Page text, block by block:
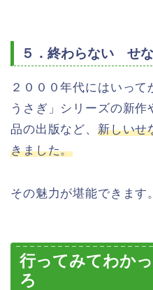
５．終わらない せ
２０００年代にはいっ
うさぎ」シリーズの新
品の出版など、 新しいせ
きました。
その魅力が堪能できます。
行ってみてわか
ろ